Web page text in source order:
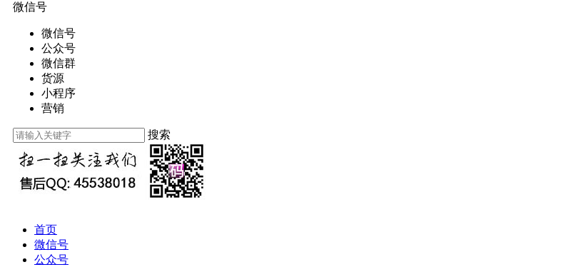
微信号
微信号
公众号
微信群
货源
小程序
营销
搜索
首页
微信号
公众号